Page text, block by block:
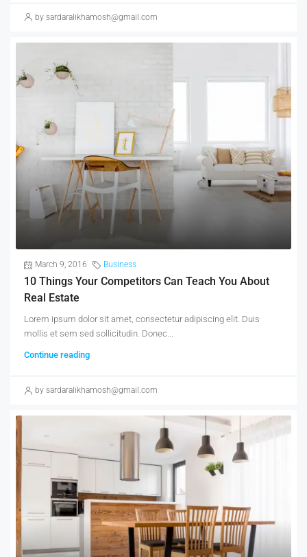
by sardaralikhamosh@gmail.com
March 9, 2016 Business
10 Things Your Competitors Can Teach You About
Real Estate
Lorem ipsum dolor sit amet, consectetur adipiscing elit. Duis
mollis et sem sed sollicitudin. Donec...
Continue reading
by sardaralikhamosh@gmail.com